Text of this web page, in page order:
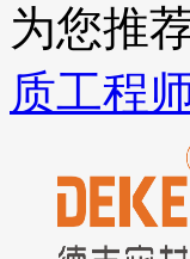
为您推
质工程